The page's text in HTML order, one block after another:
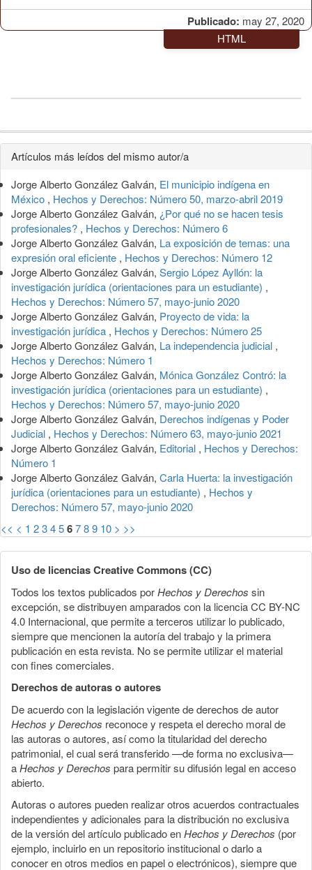
Publicado: may 27, 2020
HTML
Detalles
del
artículo
Artículos más leídos del mismo autor/a
Jorge Alberto González Galván, El municipio indígena en
México , Hechos y Derechos: Número 50, marzo-abril 2019
Jorge Alberto González Galván, ¿Por qué no se hacen tesis
profesionales? , Hechos y Derechos: Número 6
Jorge Alberto González Galván, La exposición de temas: una
expresión oral eficiente , Hechos y Derechos: Número 12
Jorge Alberto González Galván, Sergio López Ayllón: la
investigación jurídica (orientaciones para un estudiante) ,
Hechos y Derechos: Número 57, mayo-junio 2020
Jorge Alberto González Galván, Proyecto de vida: la
investigación jurídica , Hechos y Derechos: Número 25
Jorge Alberto González Galván, La independencia judicial ,
Hechos y Derechos: Número 1
Jorge Alberto González Galván, Mónica González Contró: la
investigación jurídica (orientaciones para un estudiante) ,
Hechos y Derechos: Número 57, mayo-junio 2020
Jorge Alberto González Galván, Derechos indígenas y Poder
Judicial , Hechos y Derechos: Número 63, mayo-junio 2021
Jorge Alberto González Galván, Editorial , Hechos y Derechos:
Número 1
Jorge Alberto González Galván, Carla Huerta: la investigación
jurídica (orientaciones para un estudiante) , Hechos y
Derechos: Número 57, mayo-junio 2020
<< < 1 23456789 10 > >>
Uso de licencias Creative Commons (CC)
Todos los textos publicados porHechos y Derechos sin
excepción, se distribuyen amparados con la licencia CC BY-NC
4.0 Internacional, que permite a terceros utilizar lo publicado,
siempre que mencionen la autoría del trabajo y la primera
publicación en esta revista. No se permite utilizar el material
con fines comerciales.
Derechos de autoras o autores
De acuerdo con la legislación vigente de derechos de autor
Hechos y Derechos reconoce y respeta el derecho moral de
las autoras o autores, así como la titularidad del derecho
patrimonial, el cual será transferido —de forma no exclusiva—
aHechos y Derechos para permitir su difusión legal en acceso
abierto.
Autoras o autores pueden realizar otros acuerdos contractuales
independientes y adicionales para la distribución no exclusiva
de la versión del artículo publicado enHechos y Derechos (por
ejemplo, incluirlo en un repositorio institucional o darlo a
conocer en otros medios en papel o electrónicos), siempre que